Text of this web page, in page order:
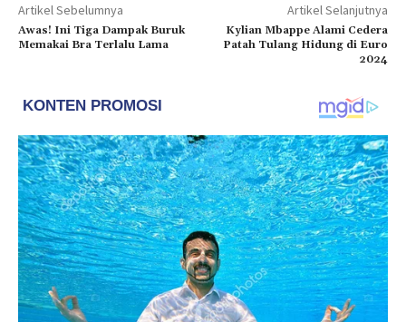
Artikel Sebelumnya
Awas! Ini Tiga Dampak Buruk
Memakai Bra Terlalu Lama
Artikel Selanjutnya
Kylian Mbappe Alami Cedera
Patah Tulang Hidung di Euro
2024